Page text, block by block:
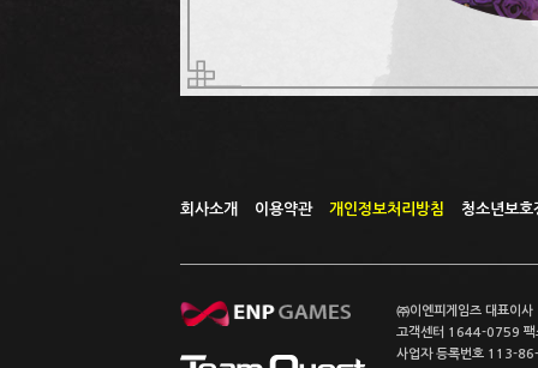
회사소개 이용약관 개인정보처리방침 청소년보호
㈜이엔피게임즈 대표이
고객센터 1644-0759
사업자 등록번호 113-